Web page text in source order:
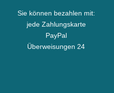
Sie können bezahlen mit:
jede Zahlungskarte
PayPal
Überweisungen 24